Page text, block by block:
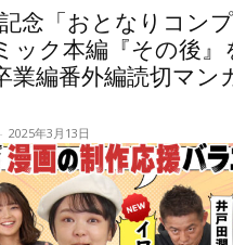
念「おとなりコン
ック本編『その後』
業編番外編読切マン
- 2025年3月13日